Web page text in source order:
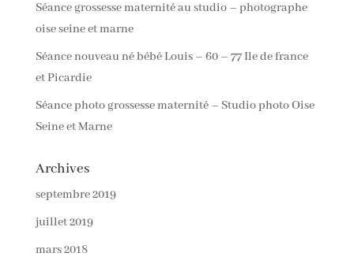
Séance grossesse maternité au studio – photographe
oise seine et marne
Séance nouveau né bébé Louis – 60 – 77 Ile de france
et Picardie
Séance photo grossesse maternité – Studio photo Oise
Seine et Marne
Archives
septembre 2019
juillet 2019
mars 2018